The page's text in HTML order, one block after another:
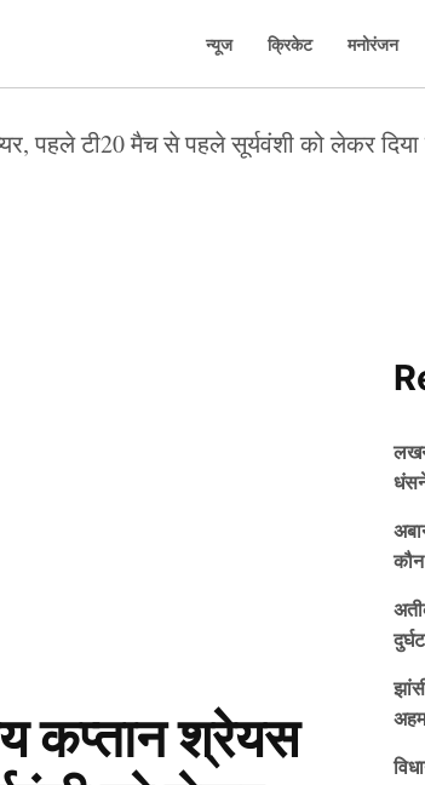
न्यूज क्रिकेट मनोरंजन
पहले टी20 मैच से पहले सूर्यवंशी को लेकर दिया
कप्तान श्रेयस
कौन